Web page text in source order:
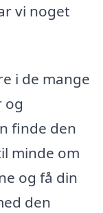
vi noget
i de mange
og
finde den
minde om
og få din
den